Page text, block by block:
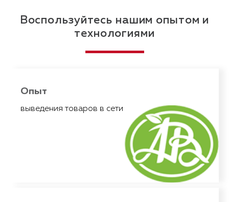
Воспользуйтесь нашим опытом и
технологиями
Опыт
выведения товаров в сети
продуктов под собственной
торговой маркой для вывода
их в российский ритейл